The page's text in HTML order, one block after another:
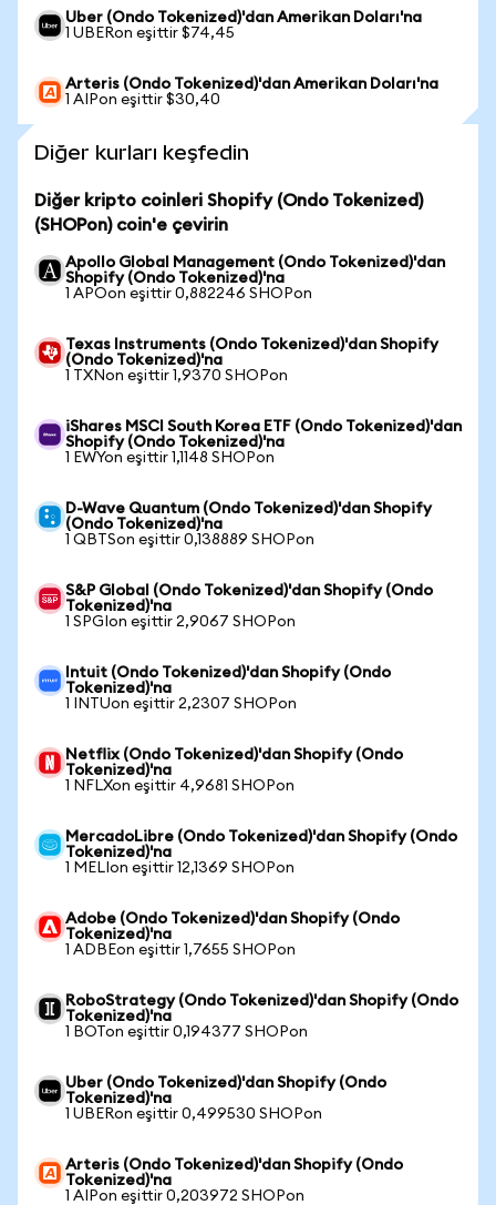
Uber (Ondo Tokenized)'dan Amerikan Doları'na
1 UBERon eşittir $74,45
Arteris (Ondo Tokenized)'dan Amerikan Doları'na
1 AIPon eşittir $30,40
Diğer kurları keşfedin
Diğer kripto coinleri Shopify (Ondo Tokenized)
(SHOPon) coin'e çevirin
Apollo Global Management (Ondo Tokenized)'dan
Shopify (Ondo Tokenized)'na
1 APOon eşittir 0,882246 SHOPon
Texas Instruments (Ondo Tokenized)'dan Shopify
(Ondo Tokenized)'na
1 TXNon eşittir 1,9370 SHOPon
iShares MSCI South Korea ETF (Ondo Tokenized)'dan
Shopify (Ondo Tokenized)'na
1 EWYon eşittir 1,1148 SHOPon
D-Wave Quantum (Ondo Tokenized)'dan Shopify
(Ondo Tokenized)'na
1 QBTSon eşittir 0,138889 SHOPon
S&P Global (Ondo Tokenized)'dan Shopify (Ondo
Tokenized)'na
1 SPGIon eşittir 2,9067 SHOPon
Intuit (Ondo Tokenized)'dan Shopify (Ondo
Tokenized)'na
1 INTUon eşittir 2,2307 SHOPon
Netflix (Ondo Tokenized)'dan Shopify (Ondo
Tokenized)'na
1 NFLXon eşittir 4,9681 SHOPon
MercadoLibre (Ondo Tokenized)'dan Shopify (Ondo
Tokenized)'na
1 MELIon eşittir 12,1369 SHOPon
Adobe (Ondo Tokenized)'dan Shopify (Ondo
Tokenized)'na
1 ADBEon eşittir 1,7655 SHOPon
RoboStrategy (Ondo Tokenized)'dan Shopify (Ondo
Tokenized)'na
1 BOTon eşittir 0,194377 SHOPon
Uber (Ondo Tokenized)'dan Shopify (Ondo
Tokenized)'na
1 UBERon eşittir 0,499530 SHOPon
Arteris (Ondo Tokenized)'dan Shopify (Ondo
Tokenized)'na
1 AIPon eşittir 0,203972 SHOPon